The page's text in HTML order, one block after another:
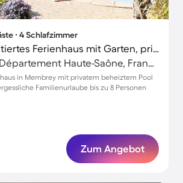
∙ 4 Schlafzimmer
Familienorientiertes Ferienhaus mit Garten, privatem Pool und Terrasse | Ideal für Homeoffice
Membrey, Département Haute-Saône, Frankreich
in Membrey mit privatem beheiztem Pool
Familienurlaube bis zu 8 Personen
Zum Angebot